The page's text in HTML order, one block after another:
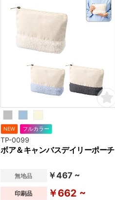
NEW フルカラー
TP-0099
ボア＆キャンバスデイリーポーチ
無地品 ￥467 ~
印刷品 ￥662 ~